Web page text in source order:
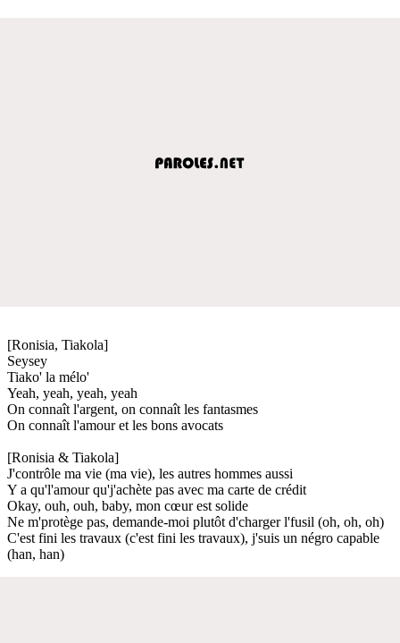
[Ronisia, Tiakola]
Seysey
Tiako' la mélo'
Yeah, yeah, yeah, yeah
On connaît l'argent, on connaît les fantasmes
On connaît l'amour et les bons avocats
[Ronisia & Tiakola]
J'contrôle ma vie (ma vie), les autres hommes aussi
Y a qu'l'amour qu'j'achète pas avec ma carte de crédit
Okay, ouh, ouh, baby, mon cœur est solide
Ne m'protège pas, demande-moi plutôt d'charger l'fusil (oh, oh, oh)
C'est fini les travaux (c'est fini les travaux), j'suis un négro capable
(han, han)